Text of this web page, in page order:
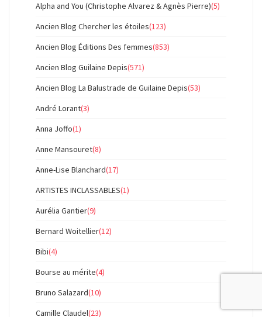
Alpha and You (Christophe Alvarez & Agnès Pierre)(5)
Ancien Blog Chercher les étoiles(123)
Ancien Blog Éditions Des femmes(853)
Ancien Blog Guilaine Depis(571)
Ancien Blog La Balustrade de Guilaine Depis(53)
André Lorant(3)
Anna Joffo(1)
Anne Mansouret(8)
Anne-Lise Blanchard(17)
ARTISTES INCLASSABLES(1)
Aurélia Gantier(9)
Bernard Woitellier(12)
Bibi(4)
Bourse au mérite(4)
Bruno Salazard(10)
Camille Claudel(23)